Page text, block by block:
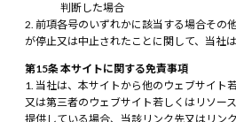
判断した場合
前項各号のいずれかに該当する場合その
が停止又は中止されたことに関して、当社
第15条 本サイトに関する免責事項
当社は、本サイトから他のウェブサイト
又は第三者のウェブサイト若しくはリソー
提供している場合、当該リンク先又はリン